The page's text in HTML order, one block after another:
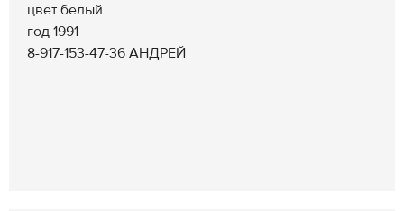
цвет белый
год 1991
8-917-153-47-36 АНДРЕЙ